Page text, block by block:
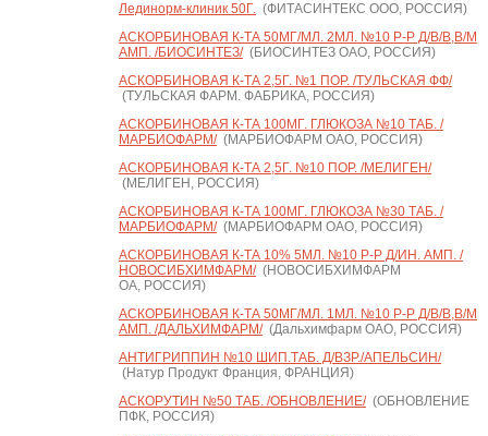
Лединорм-клиник 50Г.(ФИТАСИНТЕКС ООО, РОССИЯ)
АСКОРБИНОВАЯ К-ТА 50МГ/МЛ. 2МЛ. №10 Р-Р Д/В/В,В/М
АМП. /БИОСИНТЕЗ/(БИОСИНТЕЗ ОАО, РОССИЯ)
АСКОРБИНОВАЯ К-ТА 2,5Г. №1 ПОР. /ТУЛЬСКАЯ ФФ/
(ТУЛЬСКАЯ ФАРМ. ФАБРИКА, РОССИЯ)
АСКОРБИНОВАЯ К-ТА 100МГ. ГЛЮКОЗА №10 ТАБ. /
МАРБИОФАРМ/(МАРБИОФАРМ ОАО, РОССИЯ)
АСКОРБИНОВАЯ К-ТА 2,5Г. №10 ПОР. /МЕЛИГЕН/
(МЕЛИГЕН, РОССИЯ)
АСКОРБИНОВАЯ К-ТА 100МГ. ГЛЮКОЗА №30 ТАБ. /
МАРБИОФАРМ/(МАРБИОФАРМ ОАО, РОССИЯ)
АСКОРБИНОВАЯ К-ТА 10% 5МЛ. №10 Р-Р Д/ИН. АМП. /
НОВОСИБХИМФАРМ/(НОВОСИБХИМФАРМ
ОА, РОССИЯ)
АСКОРБИНОВАЯ К-ТА 50МГ/МЛ. 1МЛ. №10 Р-Р Д/В/В,В/М
АМП. /ДАЛЬХИМФАРМ/(Дальхимфарм ОАО, РОССИЯ)
АНТИГРИППИН №10 ШИП.ТАБ. Д/ВЗР./АПЕЛЬСИН/
(Натур Продукт Франция, ФРАНЦИЯ)
АСКОРУТИН №50 ТАБ. /ОБНОВЛЕНИЕ/(ОБНОВЛЕНИЕ
ПФК, РОССИЯ)